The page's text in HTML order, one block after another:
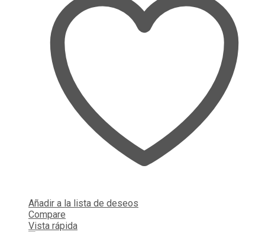
Añadir a la lista de deseos
Compare
Vista rápida